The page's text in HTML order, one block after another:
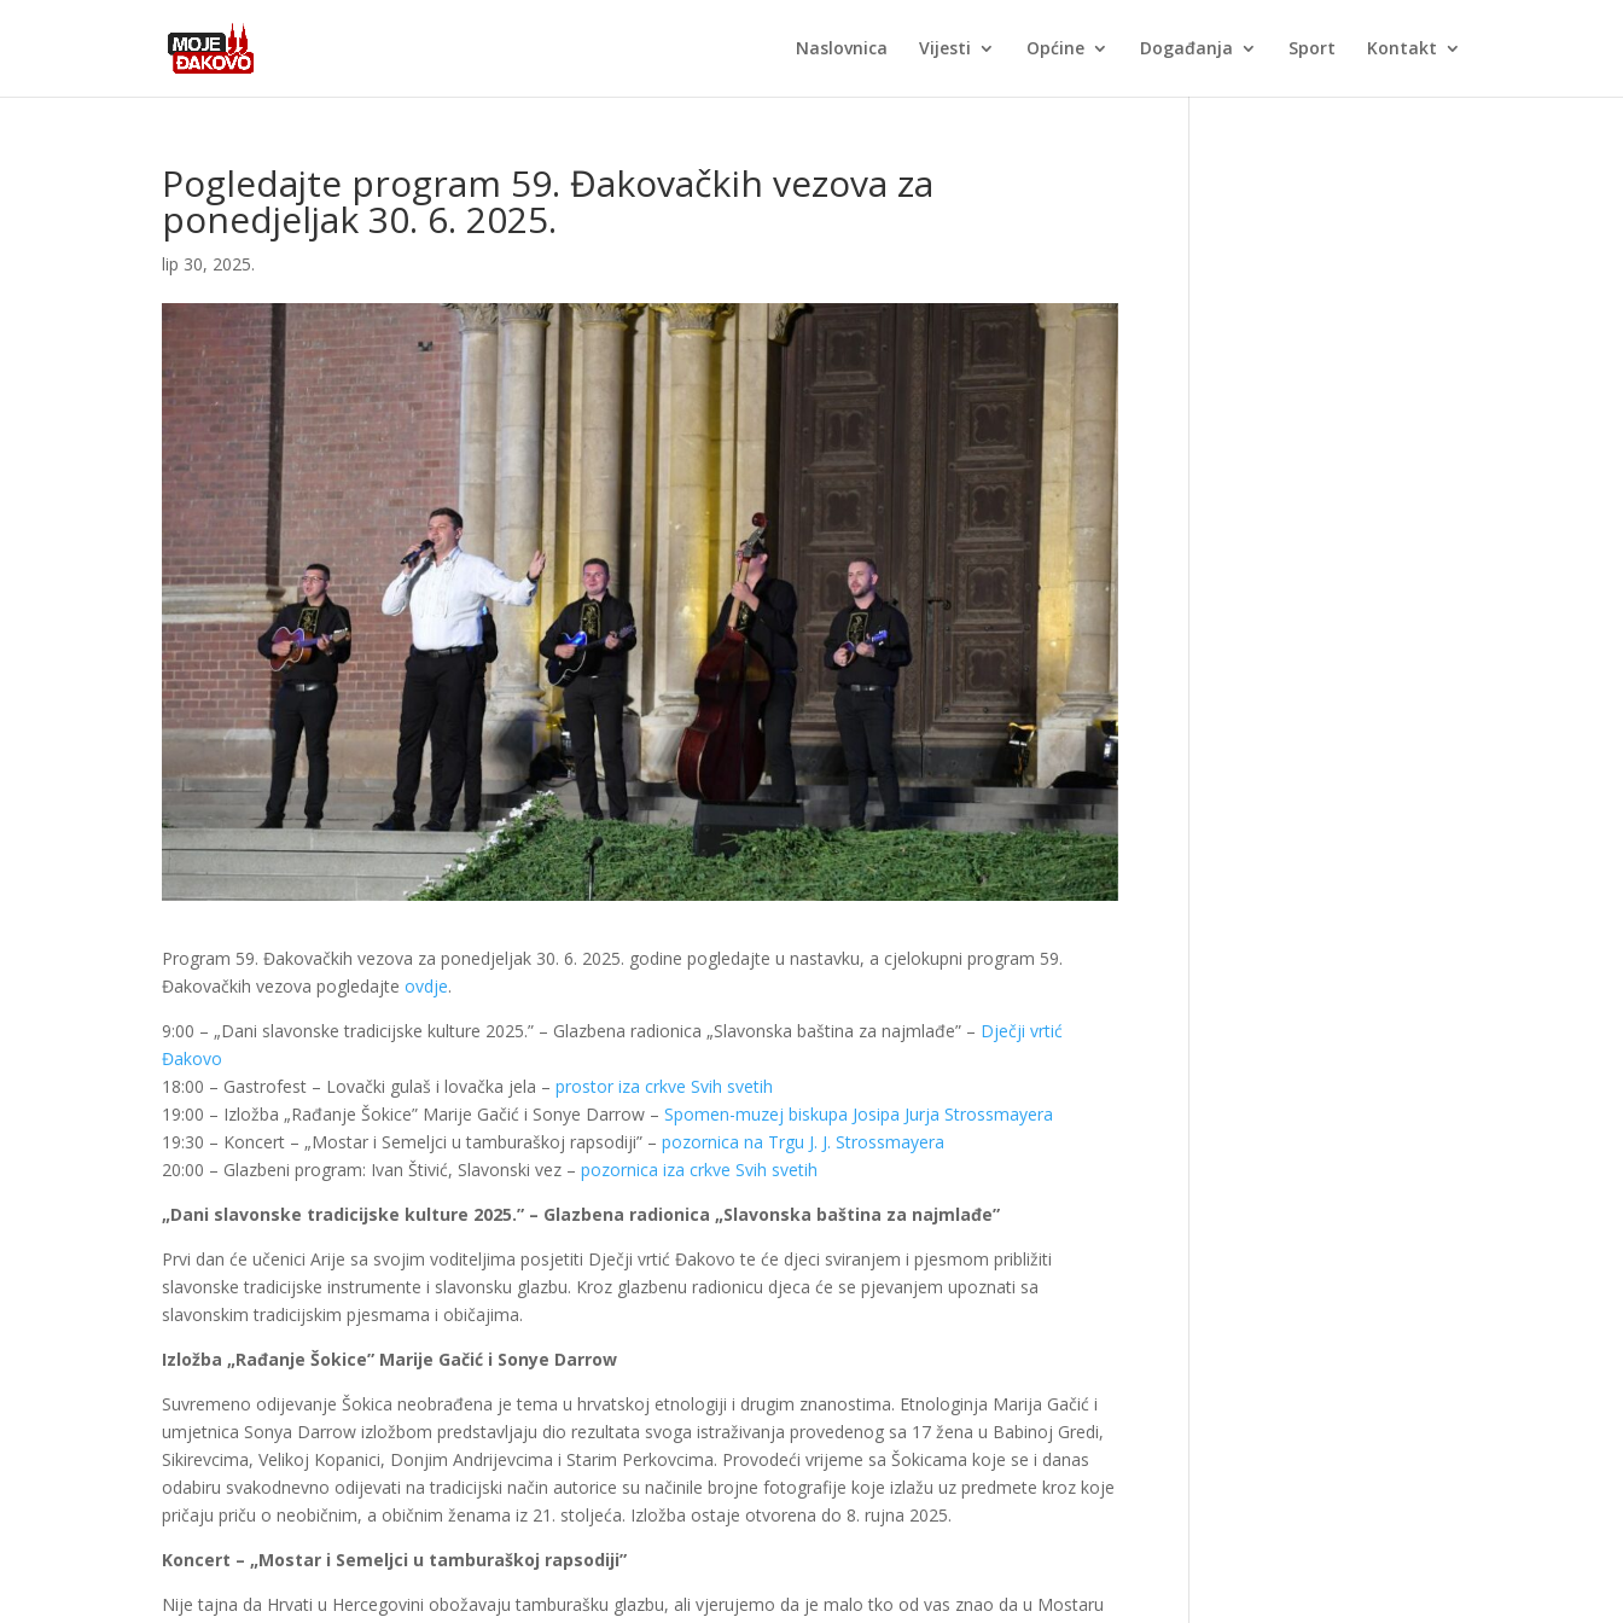
Naslovnica Vijesti Općine Događanja Sport Kontakt
Pogledajte program 59. Đakovačkih vezova za
ponedjeljak 30. 6. 2025.
lip 30, 2025.
Program 59. Đakovačkih vezova za ponedjeljak 30. 6. 2025. godine pogledajte u nastavku, a cjelokupni program 59.
Đakovačkih vezova pogledajteovdje.
9:00 – „Dani slavonske tradicijske kulture 2025.” – Glazbena radionica „Slavonska baština za najmlađe” – Dječji vrtić
Đakovo
18:00 – Gastrofest – Lovački gulaš i lovačka jela –prostor iza crkve Svih svetih
19:00 – Izložba „Rađanje Šokice” Marije Gačić i Sonye Darrow –Spomen-muzej biskupa Josipa Jurja Strossmayera
19:30 – Koncert – „Mostar i Semeljci u tamburaškoj rapsodiji” –pozornica na Trgu J. J. Strossmayera
20:00 – Glazbeni program: Ivan Štivić, Slavonski vez –pozornica iza crkve Svih svetih
„Dani slavonske tradicijske kulture 2025.” – Glazbena radionica „Slavonska baština za najmlađe”
Prvi dan će učenici Arije sa svojim voditeljima posjetiti Dječji vrtić Đakovo te će djeci sviranjem i pjesmom približiti
slavonske tradicijske instrumente i slavonsku glazbu. Kroz glazbenu radionicu djeca će se pjevanjem upoznati sa
slavonskim tradicijskim pjesmama i običajima.
Izložba „Rađanje Šokice” Marije Gačić i Sonye Darrow
Suvremeno odijevanje Šokica neobrađena je tema u hrvatskoj etnologiji i drugim znanostima. Etnologinja Marija Gačić i
umjetnica Sonya Darrow izložbom predstavljaju dio rezultata svoga istraživanja provedenog sa 17 žena u Babinoj Gredi,
Sikirevcima, Velikoj Kopanici, Donjim Andrijevcima i Starim Perkovcima. Provodeći vrijeme sa Šokicama koje se i danas
odabiru svakodnevno odijevati na tradicijski način autorice su načinile brojne fotografije koje izlažu uz predmete kroz koje
pričaju priču o neobičnim, a običnim ženama iz 21. stoljeća. Izložba ostaje otvorena do 8. rujna 2025.
Koncert – „Mostar i Semeljci u tamburaškoj rapsodiji”
Nije tajna da Hrvati u Hercegovini obožavaju tamburašku glazbu, ali vjerujemo da je malo tko od vas znao da u Mostaru